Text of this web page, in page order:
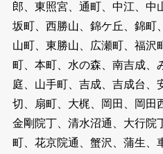
郎、東照宮、通町、中江、中
坂町、西勝山、錦ケ丘、錦町
山町、東勝山、広瀬町、福沢
町、本町、水の森、南吉成、
庭、山手町、吉成、吉成台、
切、扇町、大梶、岡田、岡田
金剛院丁、清水沼通、大行院
町、花京院通、蟹沢、蒲生、